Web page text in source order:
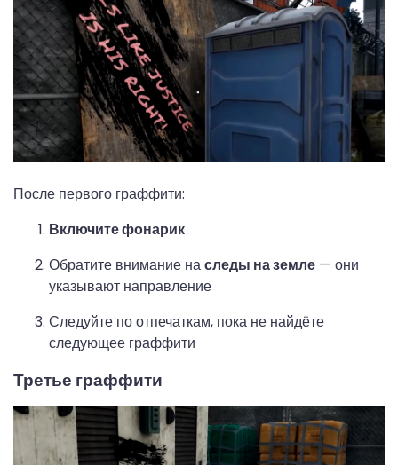
После первого граффити:
Включите фонарик
Обратите внимание наследы на земле — они
указывают направление
Следуйте по отпечаткам, пока не найдёте
следующее граффити
Третье граффити